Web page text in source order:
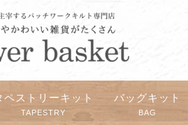
ペストリーキット
TAPESTRY
バッグキット
BAG